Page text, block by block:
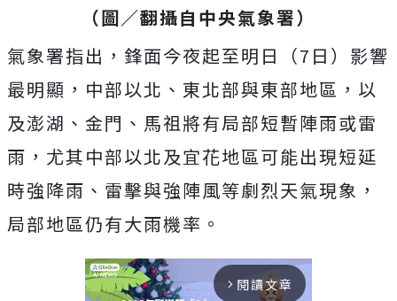
（圖／翻攝自中央氣象署）
氣象署指出，鋒面今夜起至明日（7日）影響
最明顯，中部以北、東北部與東部地區，以
及澎湖、金門、馬祖將有局部短暫陣雨或雷
雨，尤其中部以北及宜花地區可能出現短延
時強降雨、雷擊與強陣風等劇烈天氣現象，
局部地區仍有大雨機率。
arrow_forward_ios 閱讀文章